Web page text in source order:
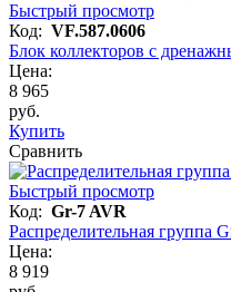
Быстрый просмотр
Код: VF.587.0606
Блок коллекторов с
Цена:
8 965
руб.
Купить
Сравнить
Быстрый просмотр
Код: Gr-7 AVR
Распределительная группа
Цена:
8 919